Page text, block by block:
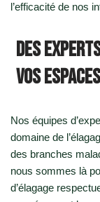
l’efficacité de nos
Des
vos
Nos équipes
domaine de
des branches
nous sommes là
d’élagage